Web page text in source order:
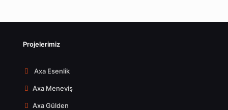
Projelerimiz
Axa Esenlik
Axa Meneviş
Axa Gülden